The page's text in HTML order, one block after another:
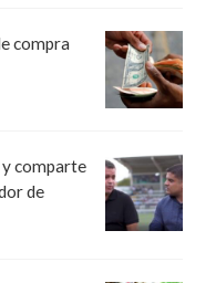
compra
y comparte
de